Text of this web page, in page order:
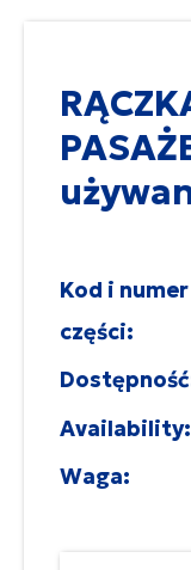
Kod i numer
części:
Availability:
Waga: